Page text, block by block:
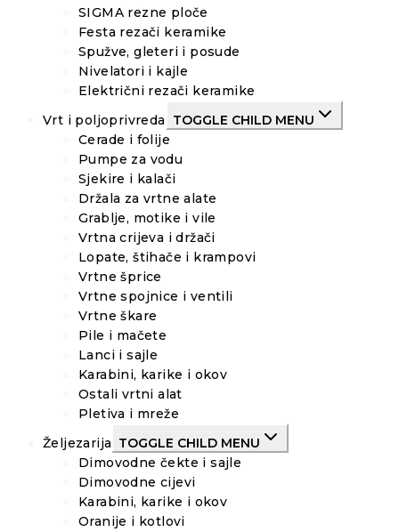
SIGMA rezne ploče
Festa rezači keramike
Spužve, gleteri i posude
Nivelatori i kajle
Električni rezači keramike
Vrt i poljoprivreda
TOGGLE CHILD MENU
Cerade i folije
Pumpe za vodu
Sjekire i kalači
Držala za vrtne alate
Grablje, motike i vile
Vrtna crijeva i držači
Lopate, štihače i krampovi
Vrtne šprice
Vrtne spojnice i ventili
Vrtne škare
Pile i mačete
Lanci i sajle
Karabini, karike i okov
Ostali vrtni alat
Pletiva i mreže
Željezarija TOGGLE CHILD MENU
Dimovodne čekte i sajle
Dimovodne cijevi
Karabini, karike i okov
Oranije i kotlovi